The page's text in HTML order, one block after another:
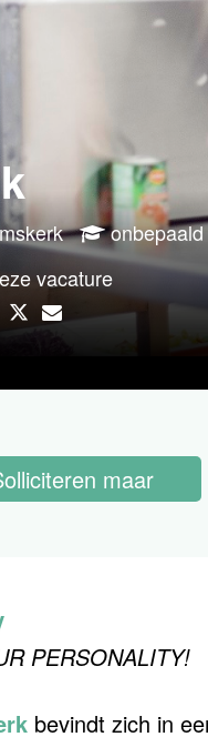
vacature
maar
PERSONALITY!
bevindt zich in